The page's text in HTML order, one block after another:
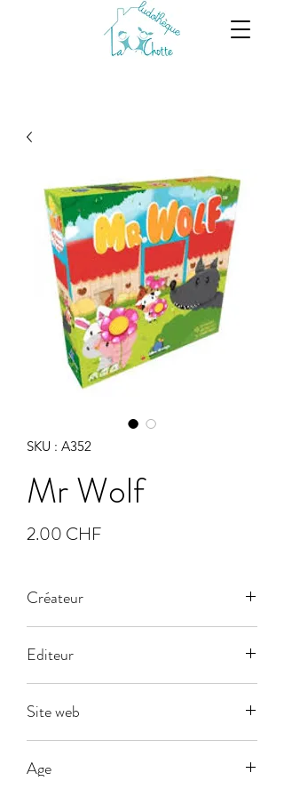
SKU : A352
Mr Wolf
2.00 CHFPrix
Créateur
Editeur
Site web
Age